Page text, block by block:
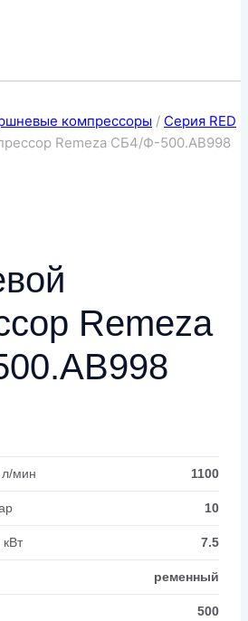
компрессоры / Серия RED
Remeza СБ4/Ф-500.АВ998
Remeza
л/мин 1100
10
7.5
ременный
500